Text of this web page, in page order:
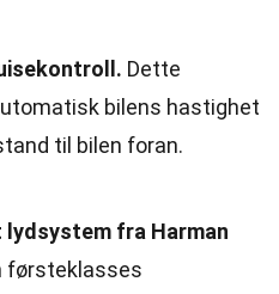
Dette
bilens hastighet
til bilen foran.
lydsystem fra Harman
førsteklasses